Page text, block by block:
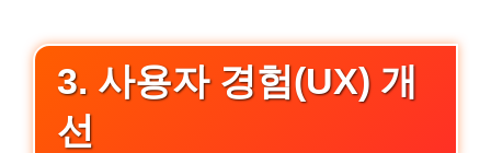
3. 사용자 경험(UX) 개
선